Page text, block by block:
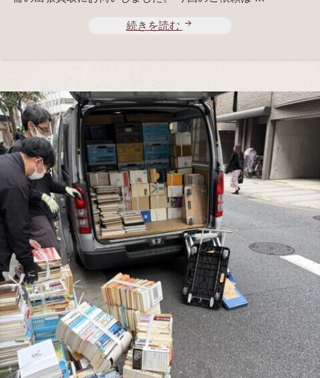
続きを読む 昭
球
雑
誌
買
取
事
例
｜
週
刊
ベ
ー
ス
ボ
ー
ル
4